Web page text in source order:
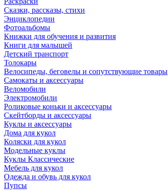
Сказки, рассказы, стихи
Энциклопедии
Фотоальбомы
Книжки для обучения и развития
Книги для малышей
Детский транспорт
Толокары
Велосипеды, беговелы и сопутствующие товары
Самокаты и аксессуары
Веломобили
Электромобили
Роликовые коньки и аксессуары
Скейтборды и аксессуары
Куклы и аксессуары
Дома для кукол
Коляски для кукол
Модельные куклы
Куклы Классические
Мебель для кукол
Одежда и обувь для кукол
Пупсы